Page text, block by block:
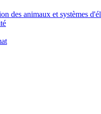
des animaux et systèmes